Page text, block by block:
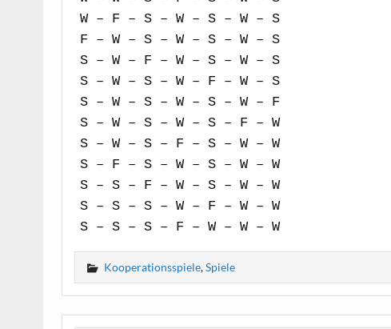
W – F – S – W – S – W – S
F – W – S – W – S – W – S
S – W – F – W – S – W – S
S – W – S – W – F – W – S
S – W – S – W – S – W – F
S – W – S – W – S – F – W
S – W – S – F – S – W – W
S – F – S – W – S – W – W
S – S – F – W – S – W – W
S – S – S – W – F – W – W
S – S – S – F – W – W – W
Kooperationsspiele,Spiele